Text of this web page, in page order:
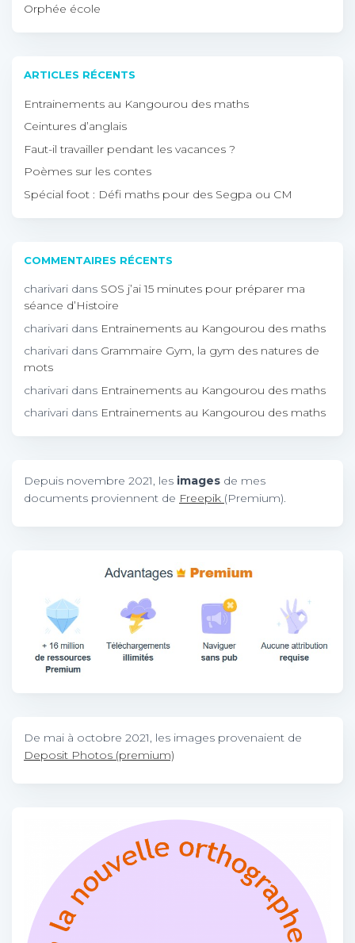
Orphée école
ARTICLES RÉCENTS
Entrainements au Kangourou des maths
Ceintures d’anglais
Faut-il travailler pendant les vacances ?
Poèmes sur les contes
Spécial foot : Défi maths pour des Segpa ou CM
COMMENTAIRES RÉCENTS
charivari dans SOS j’ai 15 minutes pour préparer ma
séance d’Histoire
charivari dans Entrainements au Kangourou des maths
charivari dans Grammaire Gym, la gym des natures de
mots
charivari dans Entrainements au Kangourou des maths
charivari dans Entrainements au Kangourou des maths
Depuis novembre 2021, les images de mes
documents proviennent de Freepik (Premium).
De mai à octobre 2021, les images provenaient de
Deposit Photos (premium)